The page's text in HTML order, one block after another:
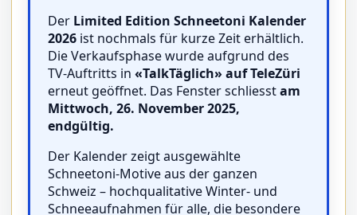
Der Limited Edition Schneetoni Kalender
2026 ist nochmals für kurze Zeit erhältlich.
Die Verkaufsphase wurde aufgrund des
TV-Auftritts in«TalkTäglich» auf TeleZüri
erneut geöffnet. Das Fenster schliesstam
Mittwoch, 26. November 2025,
endgültig.
Der Kalender zeigt ausgewählte
Schneetoni-Motive aus der ganzen
Schweiz – hochqualitative Winter- und
Schneeaufnahmen für alle, die besondere